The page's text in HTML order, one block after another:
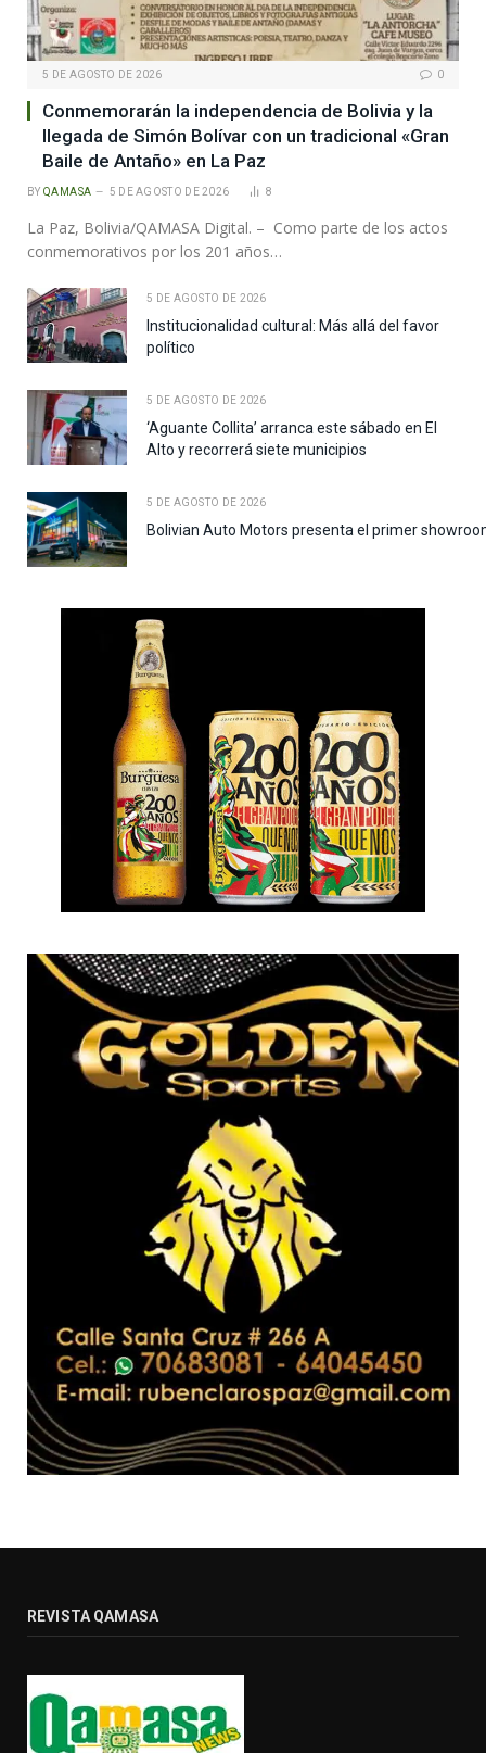
5 DE AGOSTO DE 2026 0
Conmemorarán la independencia de Bolivia y la
llegada de Simón Bolívar con un tradicional «Gran
Baile de Antaño» en La Paz
BY QAMASA 5 DE AGOSTO DE 2026 8
La Paz, Bolivia/QAMASA Digital. – Como parte de los actos
conmemorativos por los 201 años…
5 DE AGOSTO DE 2026
Institucionalidad cultural: Más allá del favor
político
5 DE AGOSTO DE 2026
‘Aguante Collita’ arranca este sábado en El
Alto y recorrerá siete municipios
5 DE AGOSTO DE 2026
Bolivian Auto Motors presenta el primer
REVISTA QAMASA